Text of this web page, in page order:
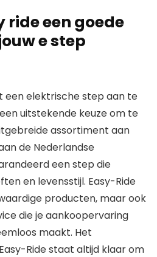
ride een goede
e step
een elektrische step aan te
uitstekende keuze om te
assortiment aan
de Nederlandse
een step die
en levensstijl. Easy-Ride
producten, maar ook
die je aankoopervaring
maakt. Het
Ride staat altijd klaar om